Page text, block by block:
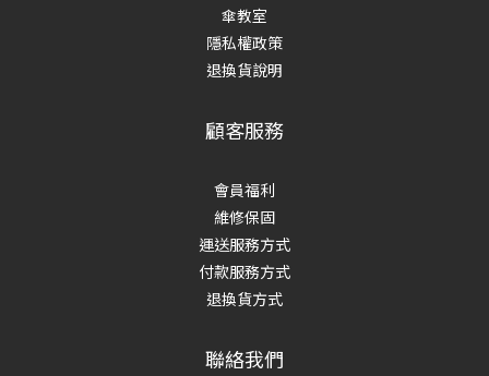
傘教室
隱私權政策
退換貨說明
顧客服務
會員福利
維修保固
運送服務方式
付款服務方式
退換貨方式
聯絡我們